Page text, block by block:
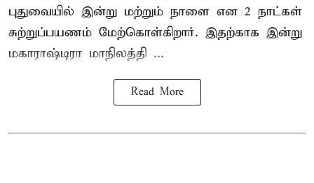
புதுவையில் இன்று மற்றும் நாளை என 2 நாட்கள்
சுற்றுப்பயணம் மேற்கொள்கிறார். இதற்காக இன்று
மகாராஷ்டிரா மாநிலத்தி ...
Read More